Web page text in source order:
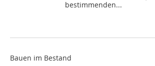
bestimmenden...
Bauen im Bestand